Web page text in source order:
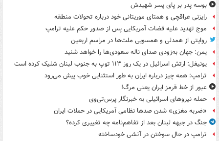
بوسه‌ پدر بر پای پسر شهیدش
رایزنی عراقچی و همتای موریتانی خود درباره تحولات منطقه
موج تهدید علیه قضات آمریکایی پس از صدور حکم علیه ترامپ
روایتی از همدلی و همسویی ملت‌ها در مراسم اربعین
یمن: جهان به‌زودی صدای ناله سعودی‌ها را خواهد شنید
یونیفل: ارتش اسرائیل در یک روز ۱۱۳ توپ به جنوب لبنان شلیک کرده است
ترامپ: همه چیز درباره ایران به طور استثنایی خوب پیش می‌رود
عبور از خط قرمز ایران یعنی مرگ!
حمله نیروهای اسرائیلی به خبرنگار پرس‌تی‌وی
«ضربه مغزی» شدن صدها نظامی آمریکایی در حملات ایران
جنگ در جبهه لبنان بعد از تفاهم‌نامه چه تغییری کرده؟
ترامپ در حال سوختن در آتشی خودساخته